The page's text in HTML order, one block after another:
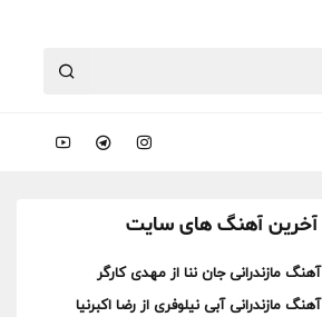
آخرین آهنگ های سایت
آهنگ مازندرانی جان ننا از مهدی کارگر
آهنگ مازندرانی آبی نیلوفری از رضا اکبرنیا